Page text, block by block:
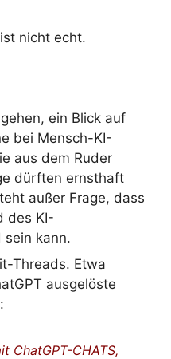
nicht echt.
ein Blick auf
bei Mensch-KI-
aus dem Ruder
dürften ernsthaft
außer Frage, dass
des KI-
sein kann.
Threads. Etwa
ausgelöste
ChatGPT-CHATS,